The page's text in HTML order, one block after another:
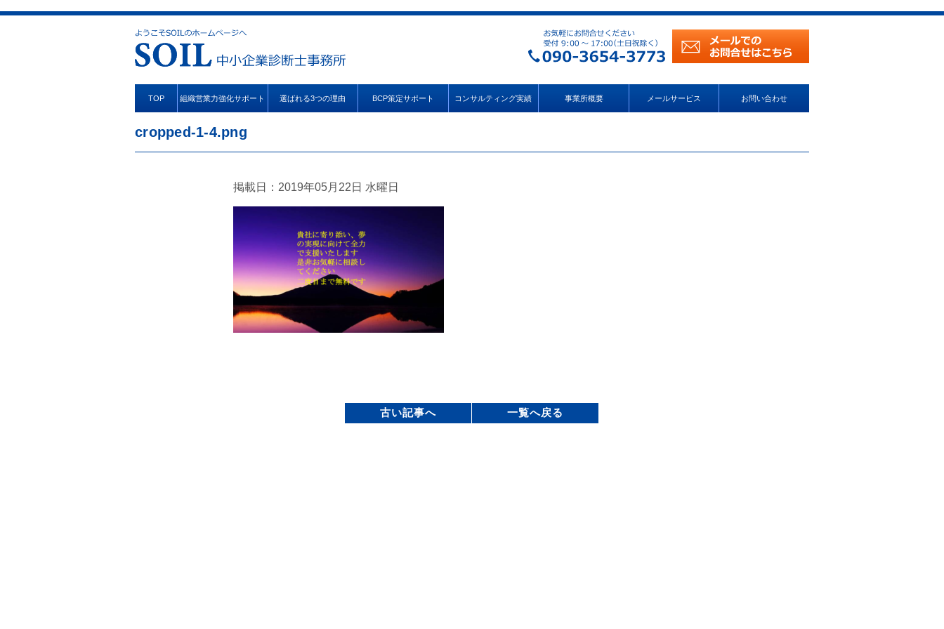
TOP 組織営業力強化サポート 選ばれる3つの理由 BCP策定サポート コンサルティング実績 事業所概要 メールサービス お問い合わせ
cropped-1-4.png
掲載日：2019年05月22日 水曜日
古い記事へ 一覧へ戻る